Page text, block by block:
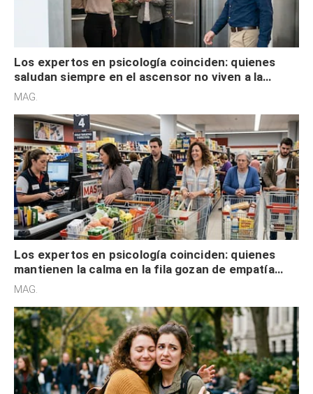
Los expertos en psicología coinciden: quienes
saludan siempre en el ascensor no viven a la
defensiva y tienen apertura social
MAG.
Los expertos en psicología coinciden: quienes
mantienen la calma en la fila gozan de empatía
cognitiva, gratitud y no solo tienen autocontrol
MAG.